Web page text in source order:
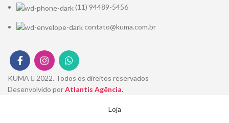
(11) 94489-5456
contato@kuma.com.br
KUMA
2022. Todos os direitos reservados
Desenvolvido porAtlantis Agência.
Loja